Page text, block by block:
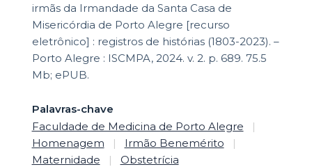
irmãs da Irmandade da Santa Casa de
Misericórdia de Porto Alegre [recurso
eletrônico] : registros de histórias (1803-2023). –
Porto Alegre : ISCMPA, 2024. v. 2. p. 689. 75.5
Mb; ePUB.
Palavras-chave
Faculdade de Medicina de Porto Alegre
|
Homenagem
| Irmão Benemérito
|
Maternidade
| Obstetrícia